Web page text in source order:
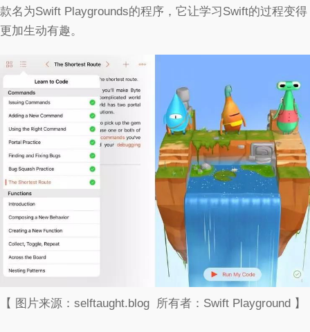
款名为Swift Playgrounds的程序，它让学习Swift的过程变得
更加生动有趣。
【 图片来源：selftaught.blog 所有者：Swift Playground 】